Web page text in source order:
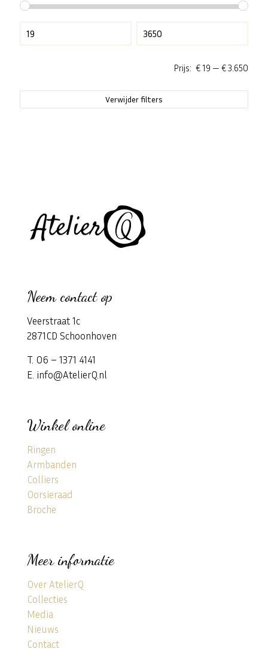
Prijs: € 19 — € 3.650
Verwijder filters
Neem contact op
Veerstraat 1c
2871CD Schoonhoven
T. 06 – 1371 4141
E. info@AtelierQ.nl
Winkel online
Ringen
Armbanden
Colliers
Oorsieraad
Broche
Meer informatie
Over AtelierQ
Collecties
Media
Nieuws
Contact